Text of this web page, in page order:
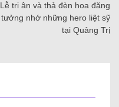
Lễ tri ân và thả đèn hoa đăng
tưởng nhớ những hero liệt sỹ
tại Quảng Trị